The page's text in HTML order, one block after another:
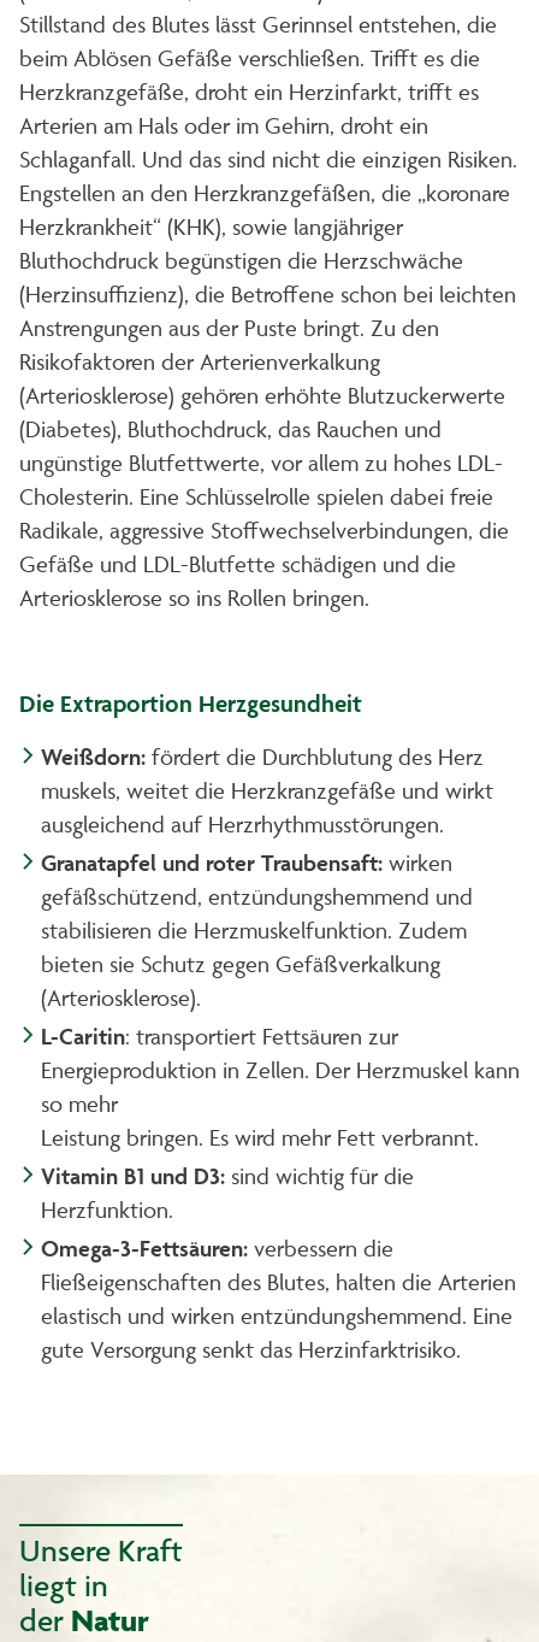
Stillstand des Blutes lässt Gerinnsel entstehen, die
beim Ablösen Gefäße verschließen. Trifft es die
Herzkranzgefäße, droht ein Herzinfarkt, trifft es
Arterien am Hals oder im Gehirn, droht ein
Schlaganfall. Und das sind nicht die einzigen Risiken.
Engstellen an den Herzkranzgefäßen, die „koronare
Herzkrankheit“ (KHK), sowie langjähriger
Bluthochdruck begünstigen die Herzschwäche
(Herzinsuffizienz), die Betroffene schon bei leichten
Anstrengungen aus der Puste bringt. Zu den
Risikofaktoren der Arterienverkalkung
(Arteriosklerose) gehören erhöhte Blutzuckerwerte
(Diabetes), Bluthochdruck, das Rauchen und
ungünstige Blutfettwerte, vor allem zu hohes LDL-
Cholesterin. Eine Schlüsselrolle spielen dabei freie
Radikale, aggressive Stoffwechselverbindungen, die
Gefäße und LDL-Blutfette schädigen und die
Arteriosklerose so ins Rollen bringen.
Die Extraportion Herzgesundheit
Weißdorn: fördert die Durchblutung des Herz
muskels, weitet die Herzkranzgefäße und wirkt
ausgleichend auf Herzrhythmusstörungen.
Granatapfel und roter Traubensaft: wirken
gefäßschützend, entzündungshemmend und
stabilisieren die Herzmuskelfunktion. Zudem
bieten sie Schutz gegen Gefäßverkalkung
(Arteriosklerose).
L-Caritin: transportiert Fettsäuren zur
Energieproduktion in Zellen. Der Herzmuskel kann
so mehr
Leistung bringen. Es wird mehr Fett verbrannt.
Vitamin B1 und D3: sind wichtig für die
Herzfunktion.
Omega-3-Fettsäuren: verbessern die
Fließeigenschaften des Blutes, halten die Arterien
elastisch und wirken entzündungshemmend. Eine
gute Versorgung senkt das Herzinfarktrisiko.
Unsere Kraft
liegt in
der Natur